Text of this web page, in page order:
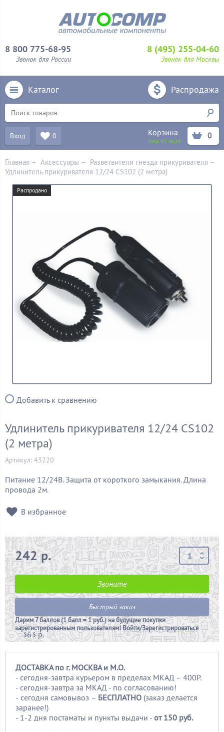
8 800 775-68-95
Звонок для России
8 (495) 255-04-60
Звонок для Москвы
Каталог Распродажа
Вход 0 Корзина
Ваш ID:4618
0
Главная – Аксессуары – Разветвители гнезда прикуривателя –
Удлинитель прикуривателя 12/24 CS102 (2 метра)
Распродано
Добавить к сравнению
Удлинитель прикуривателя 12/24 CS102
(2 метра)
Артикул: 43220
Питание 12/24В. Защита от короткого замыкания. Длина
провода 2м.
В избранное
242 р.
363 р.
Звоните
Быстрый заказ
Дарим7 баллов (1 балл = 1 руб.)на будущие покупки
зарегистрированным пользователям!Войти/Зарегистрироваться
ДОСТАВКА по г. МОСКВА и М.О.
- сегодня-завтра курьером в пределах МКАД – 400Р.
- сегодня-завтра за МКАД - по согласованию!
- сегодня самовывоз – БЕСПЛАТНО (заказ делается
заранее!)
- 1-2 дня постаматы и пункты выдачи - от 150 руб.